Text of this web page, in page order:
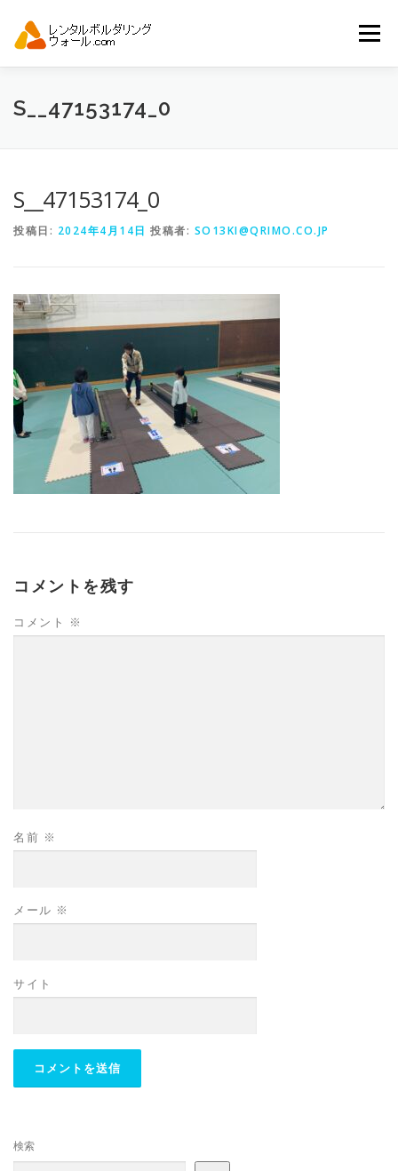
メニュー
トップ 自動見積り
S__47153174_0
S__47153174_0
投稿日: 2024年4月14日 投稿者: SO13KI@QRIMO.CO.JP
コメントを残す
コメント ※
名前 ※
メール ※
サイト
検索